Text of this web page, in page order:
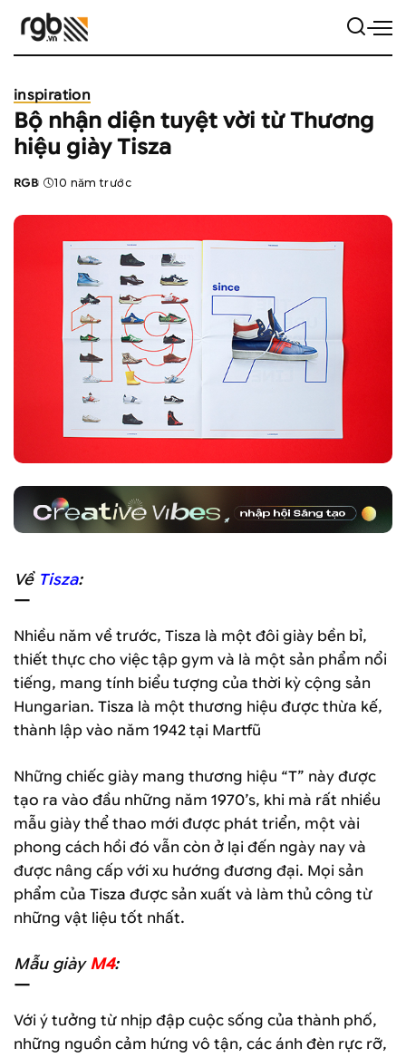
inspiration
Bộ nhận diện tuyệt vời từ Thương
hiệu giày Tisza
Posted
RGB 10 năm trước
Về Tisza:
—
Nhiều năm về trước, Tisza là một đôi giày bền bỉ,
thiết thực cho việc tập gym và là một sản phẩm nổi
tiếng, mang tính biểu tượng của thời kỳ cộng sản
Hungarian. Tisza là một thương hiệu được thừa kế,
thành lập vào năm 1942 tại Martfũ
Những chiếc giày mang thương hiệu “T” này được
tạo ra vào đầu những năm 1970’s, khi mà rất nhiều
mẫu giày thể thao mới được phát triển, một vài
phong cách hồi đó vẫn còn ở lại đến ngày nay và
được nâng cấp với xu hướng đương đại. Mọi sản
phẩm của Tisza được sản xuất và làm thủ công từ
những vật liệu tốt nhất.
Mẫu giàyM4:
—
Với ý tưởng từ nhịp đập cuộc sống của thành phố,
những nguồn cảm hứng vô tận, các ánh đèn rực rỡ,